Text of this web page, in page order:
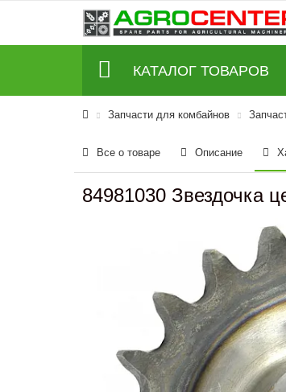
КАТАЛОГ ТОВАРОВ
Запчасти для комбайнов
Все о товаре Описание
84981030 Звездочка